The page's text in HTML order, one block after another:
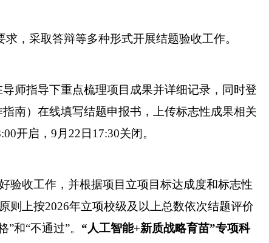
，采取答辩等多种形式开展结题验收工作。
师指导下重点梳理项目成果并详细记录，同时登
指南）在线填写结题申报书，上传标志性成果相关
开启， 9 月 22 日 17:30关闭。
验收工作，并根据项目立项目标达成度和标志性
则上按2026年立项校级及以上总数依次结题评价
”和“不通过”。 “人工智能+新质战略育苗”专项科